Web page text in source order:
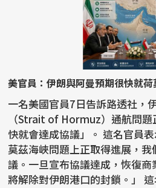
美官員：伊朗與阿曼預期很快就
一名美國官員7日告訴路透社，
（Strait of Hormuz）通航問
快就會達成協議」。 這名官員表示：「伊朗與阿曼在荷
莫茲海峽問題上正取得進展，
議。一旦宣布協議達成，恢復
將